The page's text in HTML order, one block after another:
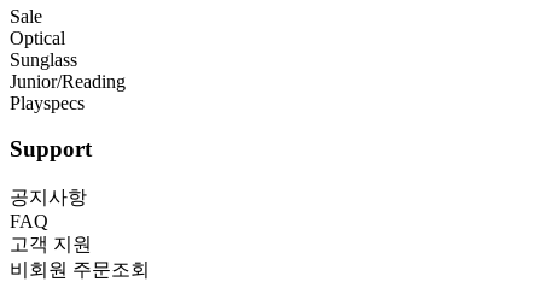
Sale
Optical
Sunglass
Junior/Reading
Playspecs
Support
공지사항
FAQ
고객 지원
비회원 주문조회